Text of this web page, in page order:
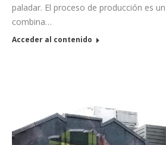
paladar. El proceso de producción es
combina…
Acceder al contenido